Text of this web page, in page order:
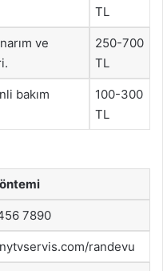
TL
ve
250-700
TL
bakım
100-300
TL
7890
randevu